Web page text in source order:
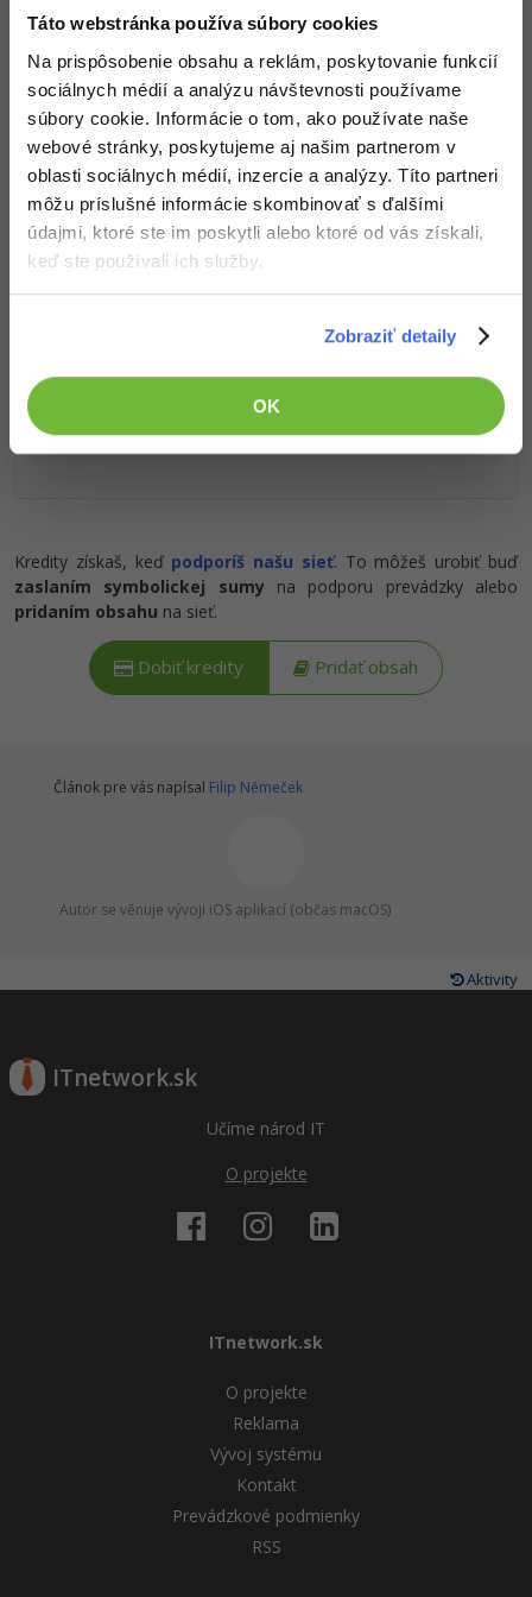
Táto webstránka používa súbory cookies
Na prispôsobenie obsahu a reklám, poskytovanie funkcií
sociálnych médií a analýzu návštevnosti používame
súbory cookie. Informácie o tom, ako používate naše
webové stránky, poskytujeme aj našim partnerom v
oblasti sociálnych médií, inzercie a analýzy. Títo partneri
môžu príslušné informácie skombinovať s ďalšími
údajmi, ktoré ste im poskytli alebo ktoré od vás získali,
keď ste používali ich služby.
Zobraziť detaily
OK
SEO -30%
UX
Business
Copywriting -30%
MS Office -80%
Kybernetická bezpečnost
Elektronický podpis
Windows
Adobe Illustrator -80%
Adobe Lightroom -30%
Adobe XD -15%
Adobe InDesign -25%
Adobe After Effects
-80%
Fórum
Médiá
Kariéra
Prístup k jednotlivým lekciám podľa spôsobu
obstarania.
Kvalitné znalosti
v oblasti IT.
Zručnosti, ktoré ti pomôžu získať vysnívanú a
dobre platenú prácu.
Popis článku
V tutoriále si ukážeme ako vo Swift pretypovať
inštancii na iný typ údajov a ako pri tomto využiť
Kredity získaš, keď podporíš našu sieť. To môžeš urobiť buď
zaslaním symbolickej sumy na podporu prevádzky alebo
pridaním obsahu na sieť.
Dobiť kredity Pridať obsah
Článok pre vás napísal Filip Němeček
Autor se věnuje vývoji iOS aplikací (občas macOS)
Aktivity
ITnetwork.sk
Učíme národ IT
O projekte
ITnetwork.sk
O projekte
Reklama
Vývoj systému
Kontakt
Prevádzkové podmienky
RSS